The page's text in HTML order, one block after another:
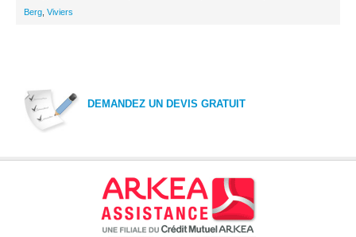
Berg Viviers
DEMANDEZ UN DEVIS GRATUIT